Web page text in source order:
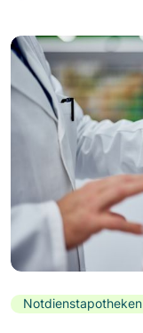
Notdienstapotheken